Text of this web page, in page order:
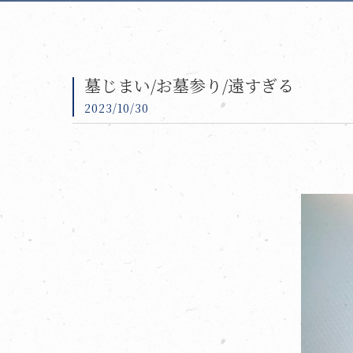
墓じまい/お墓参り/遠すぎる
2023/10/30